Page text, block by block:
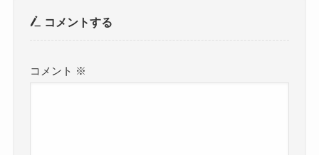
コメントする
コメント ※